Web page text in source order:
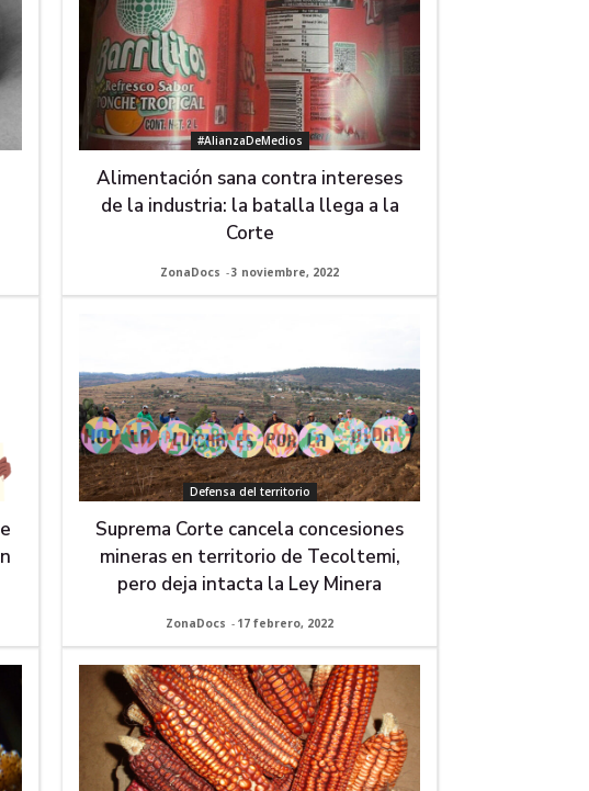
#AlianzaDeMedios
Alimentación sana contra intereses
de la industria: la batalla llega a la
Corte
ZonaDocs -3 noviembre, 2022
Defensa del territorio
Suprema Corte cancela concesiones
mineras en territorio de Tecoltemi,
pero deja intacta la Ley Minera
ZonaDocs - 17 febrero, 2022